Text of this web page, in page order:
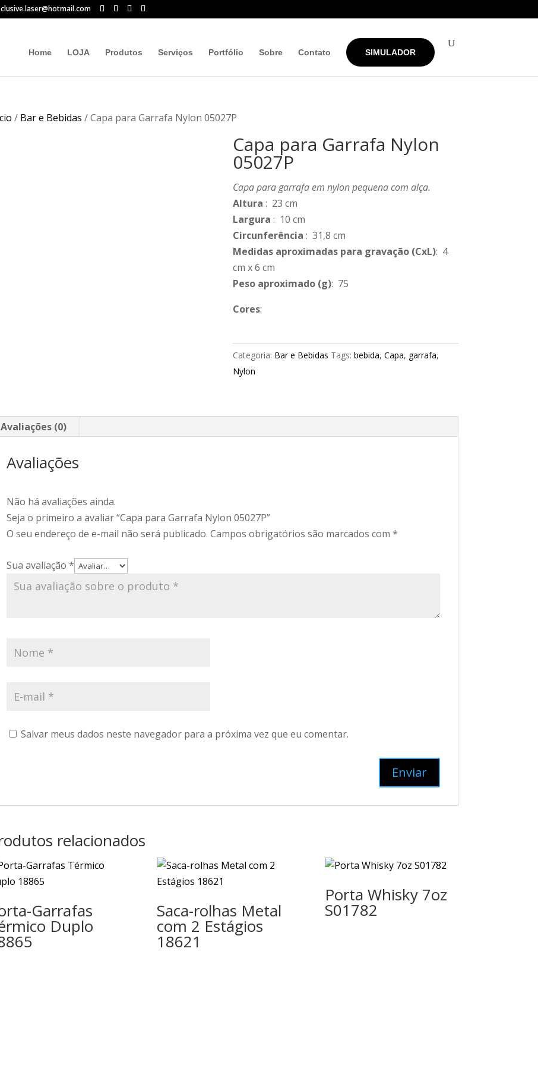
Home LOJA Produtos Serviços Portfólio Sobre Contato SIMULADOR
/ Bar e Bebidas / Capa para Garrafa Nylon 05027P
Capa para Garrafa Nylon
05027P
Capa para garrafa em nylon pequena com alça.
Altura : 23 cm
Largura : 10 cm
Circunferência : 31,8 cm
Medidas aproximadas para gravação(CxL): 4
cm x 6 cm
Peso aproximado(g): 75
Cores:
Categoria: Bar e Bebidas Tags: bebida, Capa, garrafa,
Nylon
Avaliações (0)
Avaliações
Não há avaliações ainda.
Seja o primeiro a avaliar “Capa para Garrafa Nylon 05027P”
O seu endereço de e-mail não será publicado. Campos obrigatórios são marcados com *
Sua avaliação *
Salvar meus dados neste navegador para a próxima vez que eu comentar.
relacionados
Garrafas
Duplo
Saca-rolhas Metal
com 2 Estágios
18621
Porta Whisky 7oz
S01782